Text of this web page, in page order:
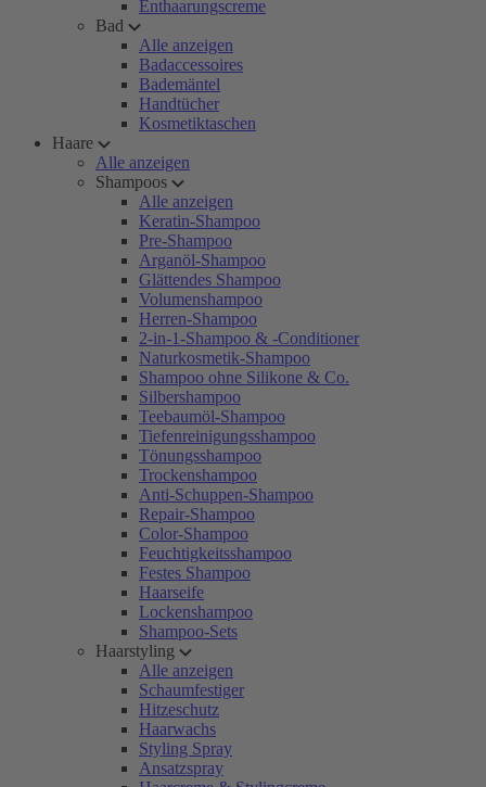
Enthaarungscreme
Bad
Alle anzeigen
Badaccessoires
Bademäntel
Handtücher
Kosmetiktaschen
Haare
Alle anzeigen
Shampoos
Alle anzeigen
Keratin-Shampoo
Pre-Shampoo
Arganöl-Shampoo
Glättendes Shampoo
Volumenshampoo
Herren-Shampoo
2-in-1-Shampoo & -Conditioner
Naturkosmetik-Shampoo
Shampoo ohne Silikone & Co.
Silbershampoo
Teebaumöl-Shampoo
Tiefenreinigungsshampoo
Tönungsshampoo
Trockenshampoo
Anti-Schuppen-Shampoo
Repair-Shampoo
Color-Shampoo
Feuchtigkeitsshampoo
Festes Shampoo
Haarseife
Lockenshampoo
Shampoo-Sets
Haarstyling
Alle anzeigen
Schaumfestiger
Hitzeschutz
Haarwachs
Styling Spray
Ansatzspray